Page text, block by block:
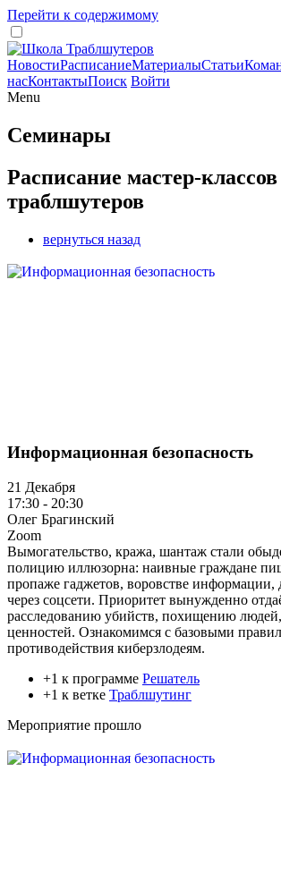
Перейти к содержимому
НовостиРасписаниеМатериалыСтатьи
насКонтактыПоиск Войти
Menu
Семинары
Расписание мастер-классов
траблшутеров
вернуться назад
Информационная безопасность
21 Декабря
17:30 - 20:30
Олег Брагинский
Zoom
Вымогательство, кража, шантаж стали
полицию иллюзорна: наивные граждане
пропаже гаджетов, воровстве информации,
через соцсети. Приоритет вынужденно
расследованию убийств, похищению
ценностей. Ознакомимся с базовыми
противодействия киберзлодеям.
+1 к программе Решатель
+1 к ветке Траблшутинг
Мероприятие прошло